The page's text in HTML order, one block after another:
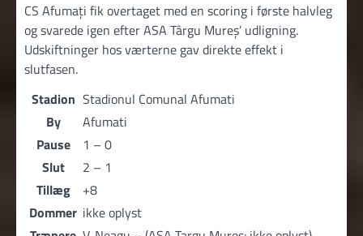
CS Afumați fik overtaget med en scoring i første halvleg
og svarede igen efter ASA Târgu Mureș’ udligning.
Udskiftninger hos værterne gav direkte effekt i
slutfasen.
Stadion Stadionul Comunal Afumati
By
Afumati
Pause
1 – 0
Slut
2 – 1
Tillæg
+8
Dommer ikke oplyst